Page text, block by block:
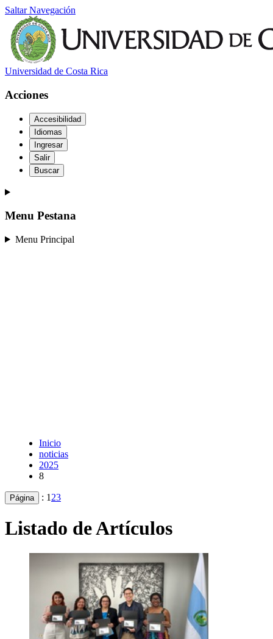
Saltar Navegación
Universidad de Costa Rica
Acciones
Accesibilidad
Idiomas
Ingresar
Salir
Buscar
Menu Pestana
Menu Principal
Inicio
noticias
2025
8
Página : 1 23
Listado de Artículos